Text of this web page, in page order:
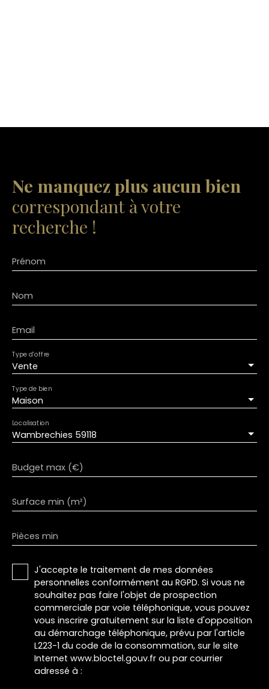
Ne manquez plus aucun bien
correspondant à votre
recherche !
Prénom
Nom
Email
Vente
Type d'offre
Maison
Type de bien
Wambrechies 59118
Localisation
Budget max (€)
Surface min (m²)
Pièces min
J'accepte le traitement de mes données
personnelles conformément au RGPD. Si vous ne
souhaitez pas faire l'objet de prospection
commerciale par voie téléphonique, vous pouvez
vous inscrire gratuitement sur la liste d'opposition
au démarchage téléphonique, prévu par l'article
L223-1 du code de la consommation, sur le site
Internet www.bloctel.gouv.fr ou par courrier
adressé à :